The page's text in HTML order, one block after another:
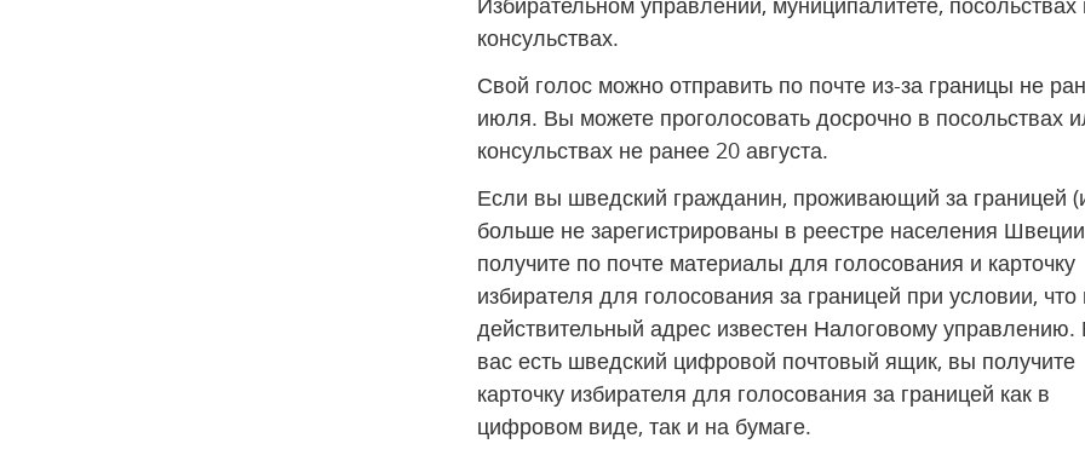
консульствах.
Свой голос можно отправить по почте из-за границы не
июля. Вы можете проголосовать досрочно в посольствах
консульствах не ранее 20 августа.
Если вы шведский гражданин, проживающий за границей
больше не зарегистрированы в реестре населения
получите по почте материалы для голосования и карточку
избирателя для голосования за границей при условии,
действительный адрес известен Налоговому управлению.
вас есть шведский цифровой почтовый ящик, вы получите
карточку избирателя для голосования за границей как в
цифровом виде, так и на бумаге.